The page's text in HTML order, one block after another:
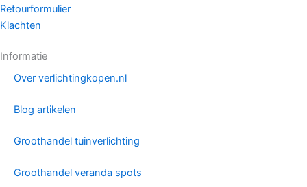
Retourformulier
Klachten
Informatie
Over verlichtingkopen.nl
Blog artikelen
Groothandel tuinverlichting
Groothandel veranda spots